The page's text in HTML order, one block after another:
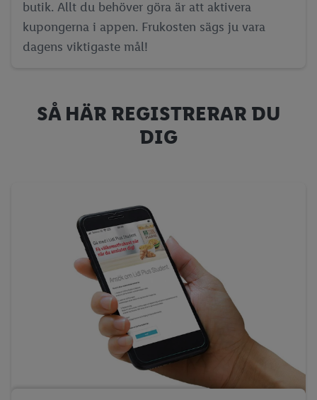
butik. Allt du behöver göra är att aktivera
kupongerna i appen. Frukosten sägs ju vara
dagens viktigaste mål!
SÅ HÄR REGISTRERAR DU
DIG